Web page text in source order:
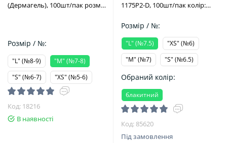
(Дермагель), 100шт/пак розм.=
Розмір / №:
"L" (№8-9)
"M" (№7-8)
"S" (№6-7)
"XS" (№5-6)
Код: 18216
В наявності
1175P2-D, 100шт/пак колір:
(Medicom/Медіком)
Розмір / №:
"L" (№7.5)
"XS" (№6)
"M" (№7)
"S" (№6.5)
Обраний колір:
блакитний
Код: 85620
Під замовлення